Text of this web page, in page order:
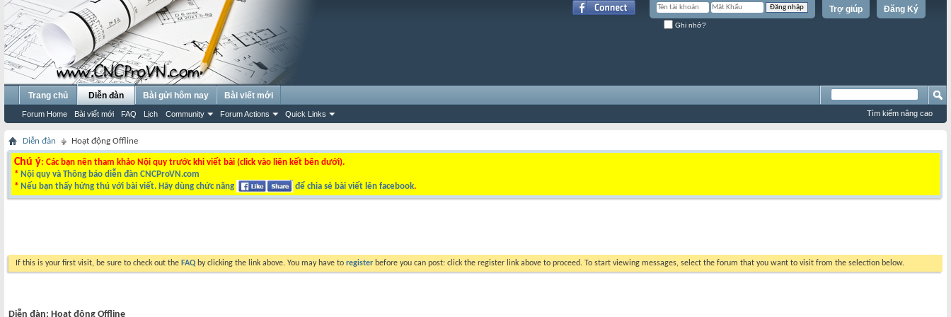
Đăng Ký
Trợ giúp
Ghi nhớ?
Trang chủ Diễn đàn
Forum Home Bài viết mới FAQ Lịch Community Forum Actions Quick Links
Bài gửi hôm nay Bài viết mới
Tìm kiếm nâng cao
Diễn đàn Hoạt động Offline
Chú ý: Các bạn nên tham khảo Nội quy trước khi viết bài (click vào liên kết bên dưới).
* Nội quy và Thông báo diễn đàn CNCProVN.com
* Nếu bạn thấy hứng thú với bài viết. Hãy dùng chức năng để chia sẻ bài viết lên facebook.
If this is your first visit, be sure to check out the FAQ by clicking the link above. You may have to register before you can post: click the register link above to proceed. To start viewing messages, select the forum that you want to visit from the selection below.
Diễn đàn: Hoạt động Offline